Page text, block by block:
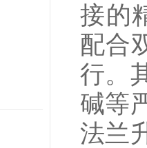
接的
配合
行。
碱等
法兰